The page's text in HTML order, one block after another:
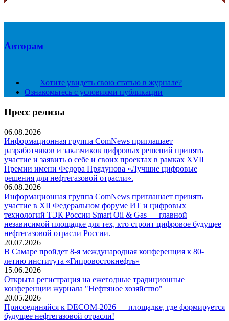
Авторам
Хотите увидеть свою статью в журнале?
Ознакомьтесь с условиями публикации
Пресс релизы
06.08.2026
Информационная группа ComNews приглашает
разработчиков и заказчиков цифровых решений принять
участие и заявить о себе и своих проектах в рамках XVII
Премии имени Федора Прядунова «Лучшие цифровые
решения для нефтегазовой отрасли».
06.08.2026
Информационная группа ComNews приглашает принять
участие в XII Федеральном форуме ИТ и цифровых
технологий ТЭК России Smart Oil & Gas — главной
независимой площадке для тех, кто строит цифровое будущее
нефтегазовой отрасли России.
20.07.2026
В Самаре пройдет 8-я международная конференция к 80-
летию института «Гипровостокнефть»
15.06.2026
Открыта регистрация на ежегодные традиционные
конференции журнала "Нефтяное хозяйство"
20.05.2026
Присоединяйся к DECOM-2026 — площадке, где формируется
будущее нефтегазовой отрасли!